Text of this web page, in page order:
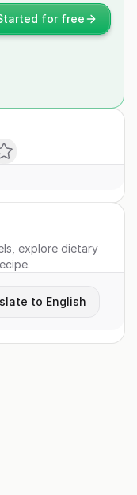
for free
explore dietary
to English